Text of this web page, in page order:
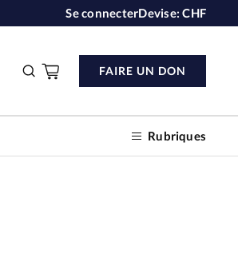
Se connecterDevise:CHF
Rubriques
FAIRE UN DON